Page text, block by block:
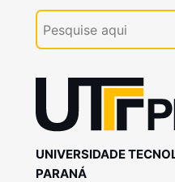
UNIVERSIDADE
PARANÁ